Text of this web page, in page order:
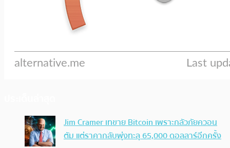
Jim Cramer เทขาย Bitcoin เพราะกลัวภัยควอน
ตัม แต่ราคากลับพุ่งทะลุ 65,000 ดอลลาร์อีกครั้ง